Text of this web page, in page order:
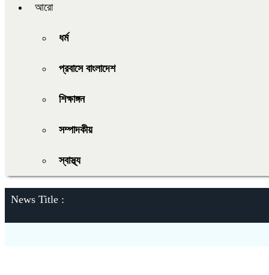
আরো
ধর্ম
প্রবাসে বাংলাদেশ
শিক্ষাঙ্গন
সম্পাদকীয়
স্বাস্থ্য
News Title :